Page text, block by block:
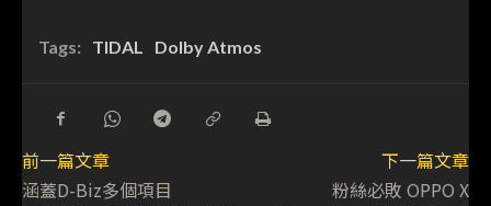
Tags: TIDAL Dolby Atmos
前一篇文章
涵蓋D-Biz多個項目
下一篇文章
粉絲必敗 OPPO X